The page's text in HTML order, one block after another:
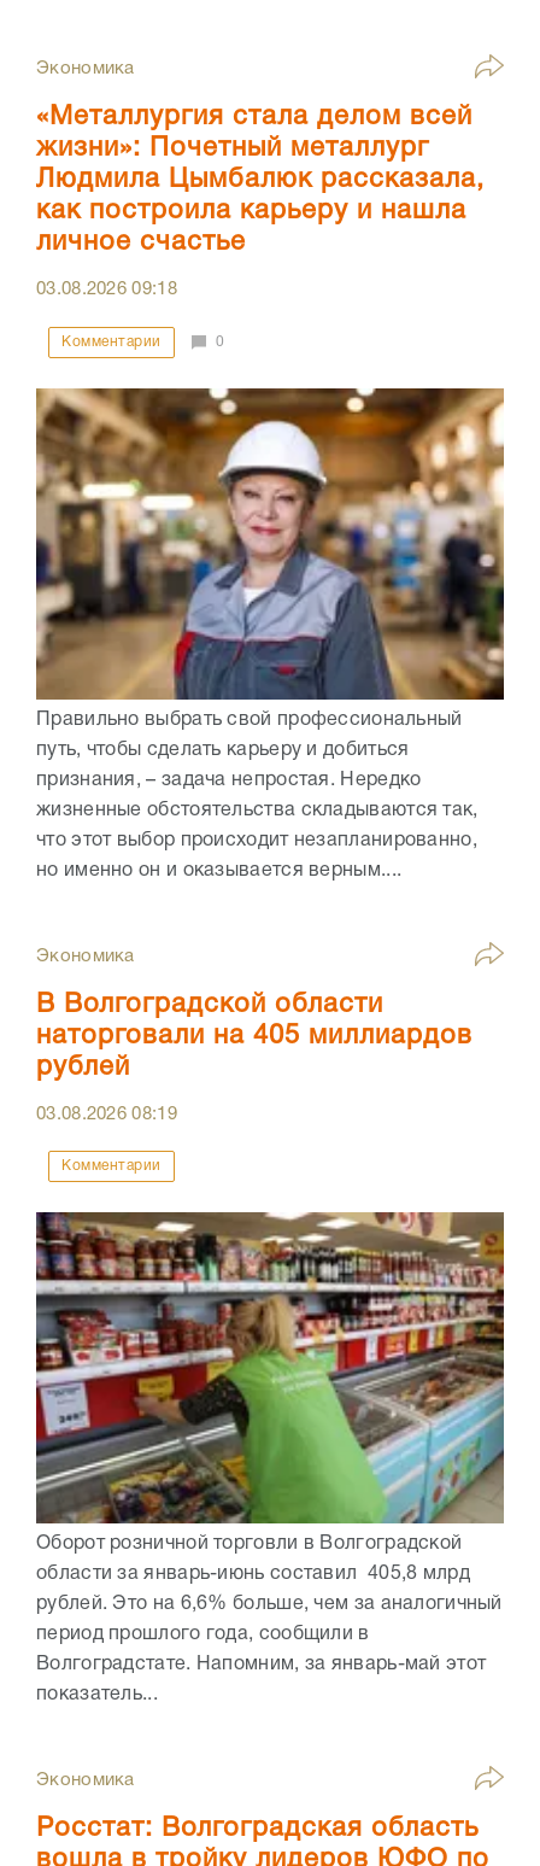
Экономика
«Металлургия стала делом всей
жизни»: Почетный металлург
Людмила Цымбалюк рассказала,
как построила карьеру и нашла
личное счастье
03.08.202609:18
Комментарии 0
Правильно выбрать свой профессиональный
путь, чтобы сделать карьеру и добиться
признания, – задача непростая. Нередко
жизненные обстоятельства складываются так,
что этот выбор происходит незапланированно,
но именно он и оказывается верным....
Экономика
В Волгоградской области
наторговали на 405 миллиардов
рублей
03.08.202608:19
Комментарии
Оборот розничной торговли в Волгоградской
области за январь-июнь составил 405,8 млрд
рублей. Это на 6,6% больше, чем за аналогичный
период прошлого года, сообщили в
Волгоградстате. Напомним, за январь-май этот
показатель...
Экономика
Росстат: Волгоградская область
вошла в тройку лидеров ЮФО по